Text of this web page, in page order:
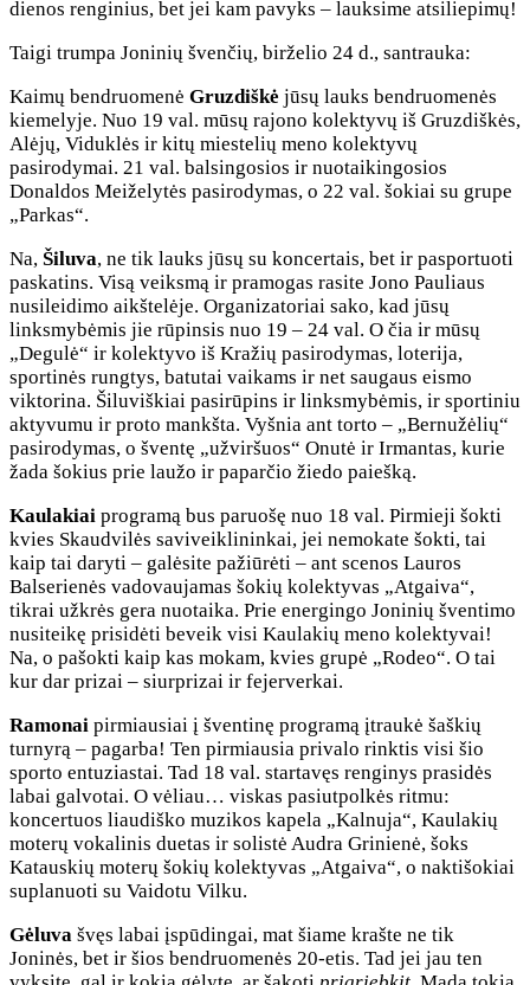
dienos renginius, bet jei kam pavyks – lauksime atsiliepimų!
Taigi trumpa Joninių švenčių, birželio 24 d., santrauka:
Kaimų bendruomenė Gruzdiškė jūsų lauks bendruomenės
kiemelyje. Nuo 19 val. mūsų rajono kolektyvų iš Gruzdiškės,
Alėjų, Viduklės ir kitų miestelių meno kolektyvų
pasirodymai. 21 val. balsingosios ir nuotaikingosios
Donaldos Meiželytės pasirodymas, o 22 val. šokiai su grupe
„Parkas“.
Na, Šiluva, ne tik lauks jūsų su koncertais, bet ir pasportuoti
paskatins. Visą veiksmą ir pramogas rasite Jono Pauliaus
nusileidimo aikštelėje. Organizatoriai sako, kad jūsų
linksmybėmis jie rūpinsis nuo 19 – 24 val. O čia ir mūsų
„Degulė“ ir kolektyvo iš Kražių pasirodymas, loterija,
sportinės rungtys, batutai vaikams ir net saugaus eismo
viktorina. Šiluviškiai pasirūpins ir linksmybėmis, ir sportiniu
aktyvumu ir proto mankšta. Vyšnia ant torto – „Bernužėlių“
pasirodymas, o šventę „užviršuos“ Onutė ir Irmantas, kurie
žada šokius prie laužo ir paparčio žiedo paiešką.
Kaulakiai programą bus paruošę nuo 18 val. Pirmieji šokti
kvies Skaudvilės saviveiklininkai, jei nemokate šokti, tai
kaip tai daryti – galėsite pažiūrėti – ant scenos Lauros
Balserienės vadovaujamas šokių kolektyvas „Atgaiva“,
tikrai užkrės gera nuotaika. Prie energingo Joninių šventimo
nusiteikę prisidėti beveik visi Kaulakių meno kolektyvai!
Na, o pašokti kaip kas mokam, kvies grupė „Rodeo“. O tai
kur dar prizai – siurprizai ir fejerverkai.
Ramonai pirmiausiai į šventinę programą įtraukė šaškių
turnyrą – pagarba! Ten pirmiausia privalo rinktis visi šio
sporto entuziastai. Tad 18 val. startavęs renginys prasidės
labai galvotai. O vėliau… viskas pasiutpolkės ritmu:
koncertuos liaudiško muzikos kapela „Kalnuja“, Kaulakių
moterų vokalinis duetas ir solistė Audra Grinienė, šoks
Katauskių moterų šokių kolektyvas „Atgaiva“, o naktišokiai
suplanuoti su Vaidotu Vilku.
Gėluva švęs labai įspūdingai, mat šiame krašte ne tik
Joninės, bet ir šios bendruomenės 20-etis. Tad jei jau ten